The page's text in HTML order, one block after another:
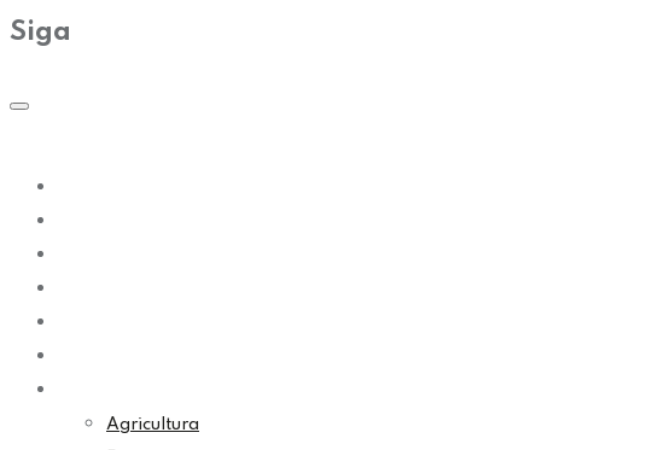
Siga
Agricultura